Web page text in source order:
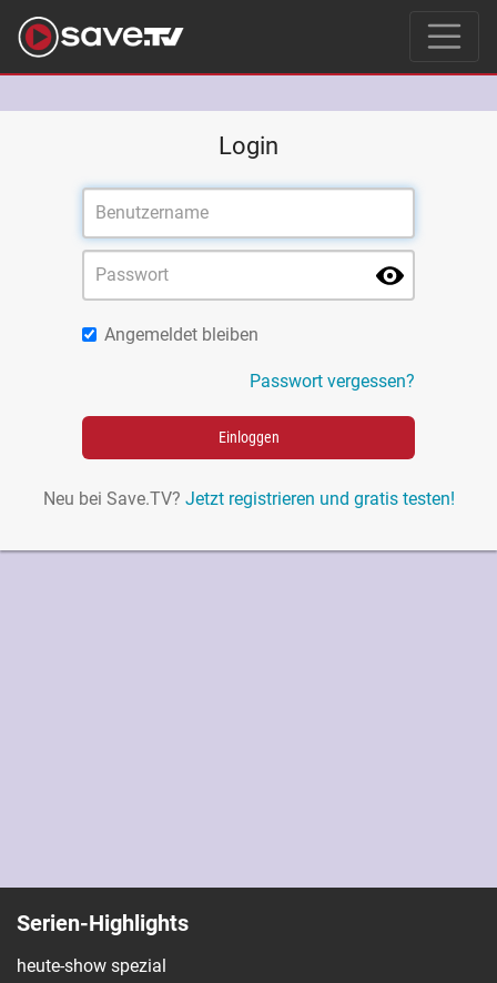
Login
Angemeldet bleiben
Passwort vergessen?
Einloggen
Neu bei Save.TV? Jetzt registrieren und gratis testen!
Serien-Highlights
heute-show spezial